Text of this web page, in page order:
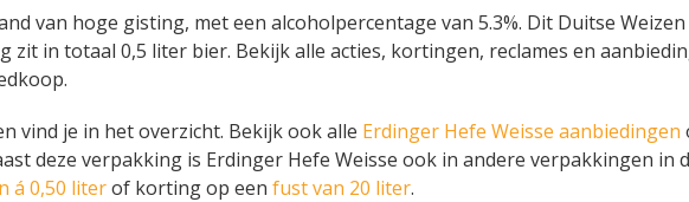
van hoge gisting, met een alcoholpercentage van 5.3%. Dit Duitse
zit in totaal 0,5 liter bier. Bekijk alle acties, kortingen, reclames en
vind je in het overzicht. Bekijk ook alle Erdinger Hefe Weisse aanbiedingen
deze verpakking is Erdinger Hefe Weisse ook in andere verpakkingen in
á 0,50 literof korting op een fust van 20 liter.